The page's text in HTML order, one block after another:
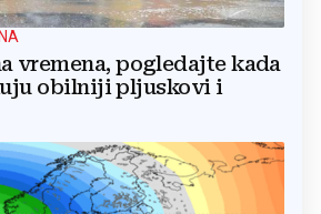
vremena, pogledajte kada
obilniji pljuskovi i